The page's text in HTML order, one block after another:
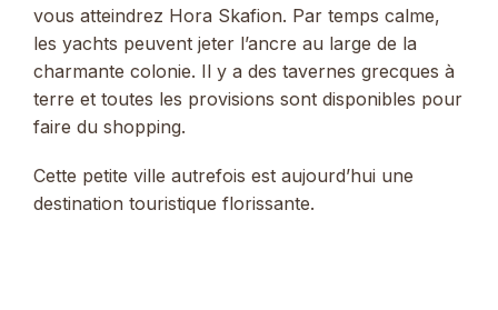
vous atteindrez Hora Skafion. Par temps calme,
les yachts peuvent jeter l’ancre au large de la
charmante colonie. Il y a des tavernes grecques à
terre et toutes les provisions sont disponibles pour
faire du shopping.
Cette petite ville autrefois est aujourd’hui une
destination touristique florissante.